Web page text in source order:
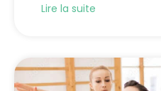
Lire la suite